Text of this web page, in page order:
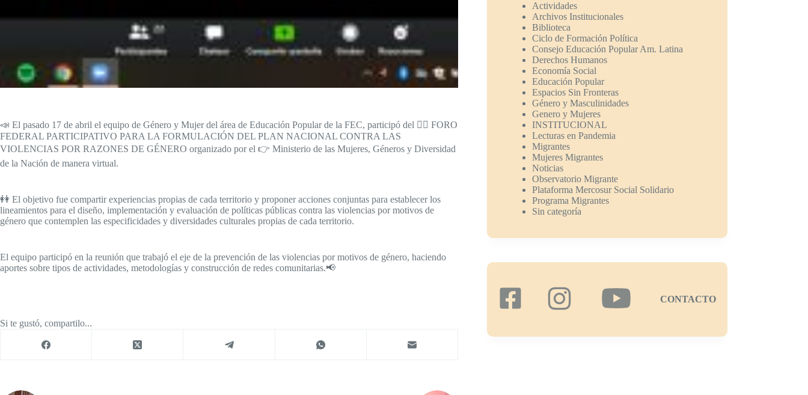
📣 El pasado 17 de abril el equipo de Género y Mujer del área de Educación Popular de la FEC, participó del 💁‍♀️ FORO
FEDERAL PARTICIPATIVO PARA LA FORMULACIÓN DEL PLAN NACIONAL CONTRA LAS
VIOLENCIAS POR RAZONES DE GÉNERO organizado por el 👉 Ministerio de las Mujeres, Géneros y Diversidad
de la Nación de manera virtual.
👭 El objetivo fue compartir experiencias propias de cada territorio y proponer acciones conjuntas para establecer los
lineamientos para el diseño, implementación y evaluación de políticas públicas contra las violencias por motivos de
género que contemplen las especificidades y diversidades culturales propias de cada territorio.
El equipo participó en la reunión que trabajó el eje de la prevención de las violencias por motivos de género, haciendo
aportes sobre tipos de actividades, metodologías y construcción de redes comunitarias.📢
Si te gustó, compartilo...
Actividades
Archivos Institucionales
Biblioteca
Ciclo de Formación Política
Consejo Educación Popular Am. Latina
Derechos Humanos
Economía Social
Educación Popular
Espacios Sin Fronteras
Género y Masculinidades
Genero y Mujeres
INSTITUCIONAL
Lecturas en Pandemia
Migrantes
Mujeres Migrantes
Noticias
Observatorio Migrante
Plataforma Mercosur Social Solidario
Programa Migrantes
Sin categoría
CONTACTO